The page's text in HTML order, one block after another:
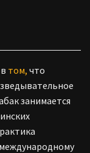
том, что
занимается